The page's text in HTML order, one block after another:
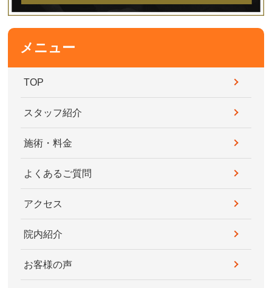
メニュー
TOP
スタッフ紹介
施術・料金
よくあるご質問
アクセス
院内紹介
お客様の声